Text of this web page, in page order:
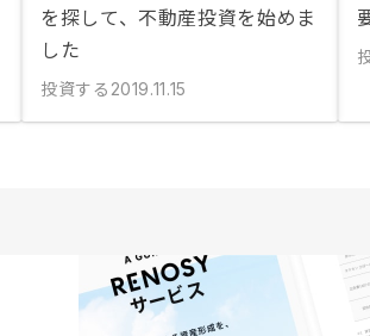
を探して、不動産投資を始めま
した
投資する 2019.11.15